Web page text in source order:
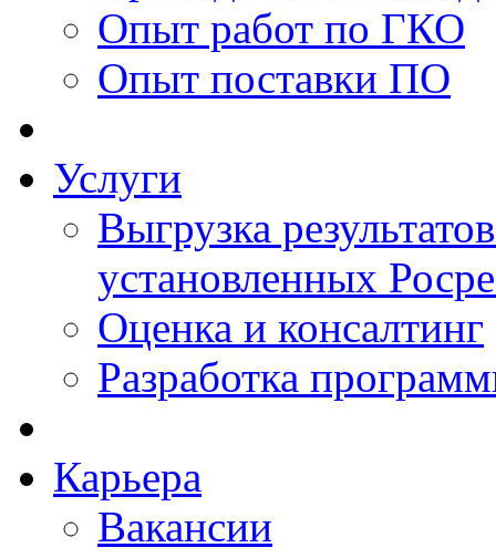
Опыт работ по ГКО
Опыт поставки ПО
Услуги
Выгрузка
установленных
Оценка и консалтинг
Разработка
Карьера
Вакансии